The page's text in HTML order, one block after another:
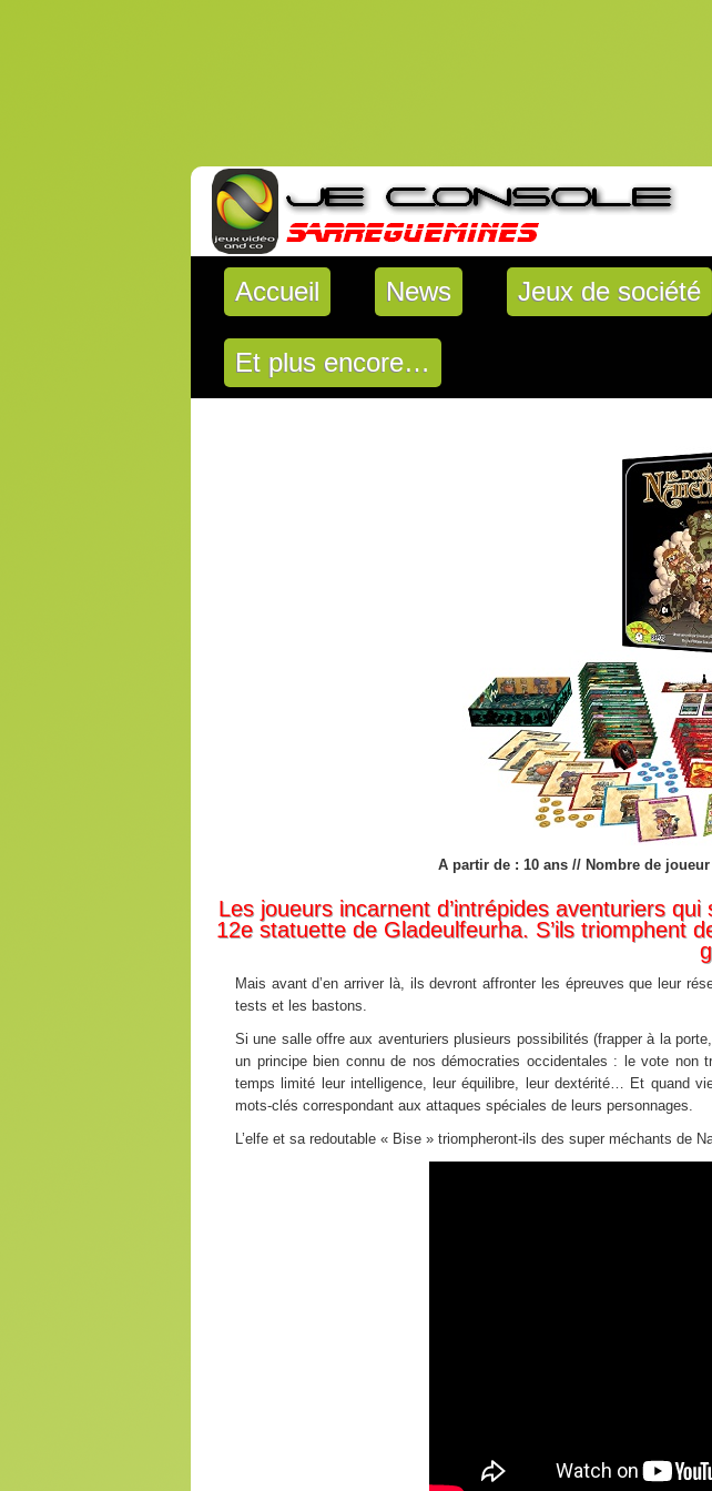
Accueil News Jeux de société
Et plus encore…
A partir de : 10 ans // Nombre de
Les joueurs incarnent d’intrépides aventuriers
12e statuette de Gladeulfeurha. S’ils triomphent
Mais avant d’en arriver là, ils devront affronter les épreuves que leur
tests et les bastons.
Si une salle offre aux aventuriers plusieurs possibilités (frapper à la
un principe bien connu de nos démocraties occidentales : le vote
temps limité leur intelligence, leur équilibre, leur dextérité… Et quand
mots-clés correspondant aux attaques spéciales de leurs personnages.
L’elfe et sa redoutable « Bise » triompheront-ils des super méchants de